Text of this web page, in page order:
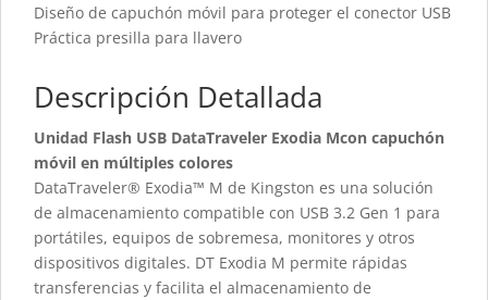
Diseño de capuchón móvil para proteger el conector USB
Práctica presilla para llavero
Descripción Detallada
Unidad Flash USB DataTraveler Exodia Mcon capuchón
móvil en múltiples colores
DataTraveler® Exodia™ M de Kingston es una solución
de almacenamiento compatible con USB 3.2 Gen 1 para
portátiles, equipos de sobremesa, monitores y otros
dispositivos digitales. DT Exodia M permite rápidas
transferencias y facilita el almacenamiento de